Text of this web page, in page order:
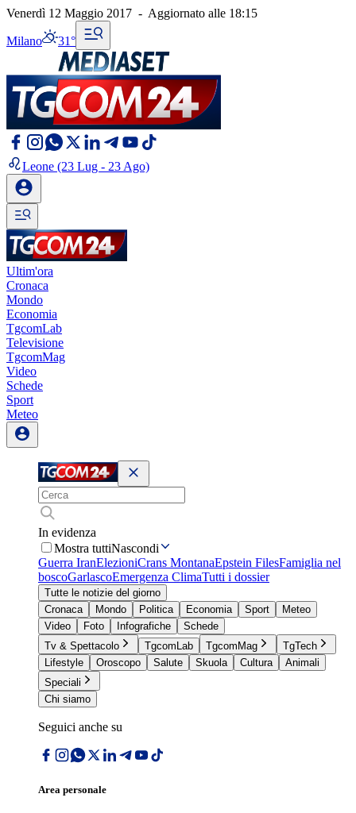
Venerdì 12 Maggio 2017 - Aggiornato alle 18:15
Milano 31°
Leone (23 Lug - 23 Ago)
Ultim'ora
Cronaca
Mondo
Economia
TgcomLab
Televisione
TgcomMag
Video
Schede
Sport
Meteo
In evidenza
Mostra tuttiNascondi
Guerra IranElezioniCrans MontanaEpstein FilesFamiglia nel
boscoGarlascoEmergenza ClimaTutti i dossier
Tutte le notizie del giorno
Cronaca
Mondo Politica Economia Sport
Meteo
Video
Foto Infografiche
Schede
Tv & Spettacolo
TgcomLab TgcomMag
TgTech
Lifestyle
Oroscopo Salute Skuola Cultura
Animali
Speciali
Chi siamo
Seguici anche su
Area personale